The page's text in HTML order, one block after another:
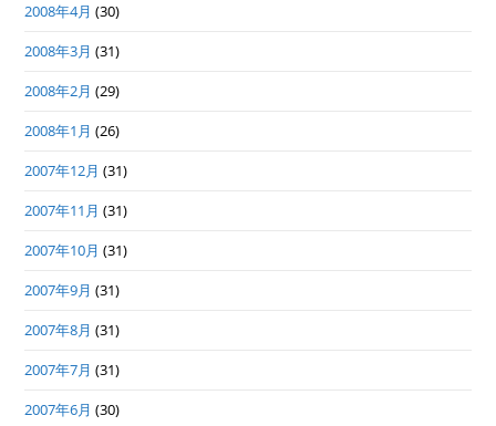
2008年4月 (30)
2008年3月 (31)
2008年2月 (29)
2008年1月 (26)
2007年12月 (31)
2007年11月 (31)
2007年10月 (31)
2007年9月 (31)
2007年8月 (31)
2007年7月 (31)
2007年6月 (30)